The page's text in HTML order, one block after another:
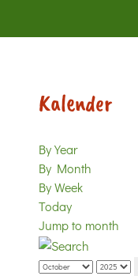
Kalender
By Year
By Month
By Week
Today
Jump to month